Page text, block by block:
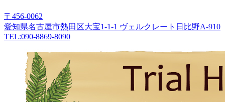
〒456-0062
愛知県名古屋市熱田区大宝1-1-1 ヴェルクレート日比野A-910
TEL:090-8869-8090